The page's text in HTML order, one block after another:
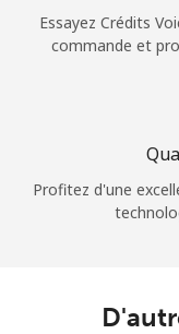
Essayez Crédits
commande et
Profitez d'une